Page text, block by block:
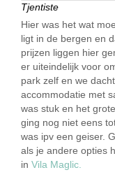
Tjentiste
Hier was het wat
ligt in de bergen en
prijzen liggen hier
er uiteindelijk voor
park zelf en we
accommodatie met
was stuk en het
ging nog niet eens
was ipv een geiser.
als je andere opties
in Vila Maglic.